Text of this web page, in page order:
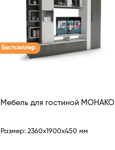
Бестселлер
Мебель для гостиной МОНАКО
Размер: 2360x1900x450 мм